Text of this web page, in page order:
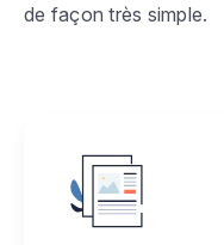
de façon très simple.